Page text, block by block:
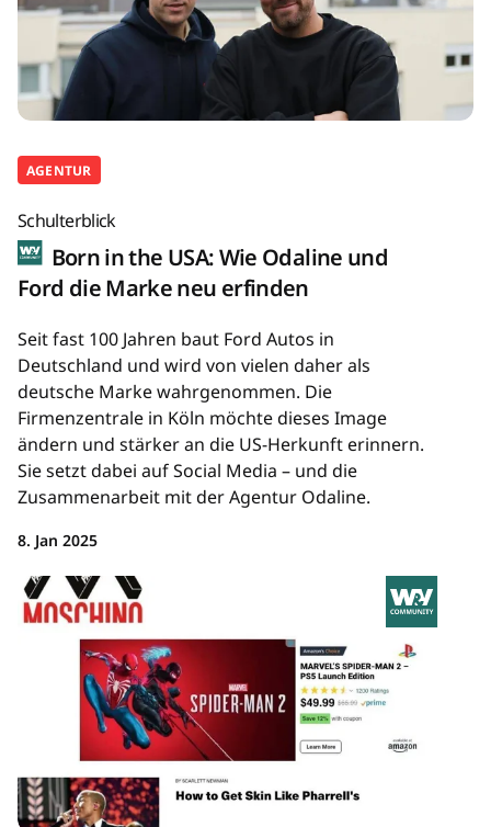
AGENTUR
Schulterblick
Born in the USA: Wie Odaline und
Ford die Marke neu erfinden
Seit fast 100 Jahren baut Ford Autos in
Deutschland und wird von vielen daher als
deutsche Marke wahrgenommen. Die
Firmenzentrale in Köln möchte dieses Image
ändern und stärker an die US-Herkunft erinnern.
Sie setzt dabei auf Social Media – und die
Zusammenarbeit mit der Agentur Odaline.
8. Jan 2025